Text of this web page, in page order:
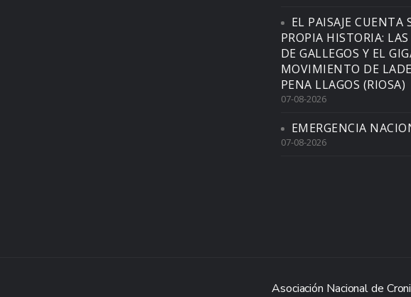
EL PAISAJE CUENTA
PROPIA HISTORIA: LAS
DE GALLEGOS Y EL
MOVIMIENTO DE
PENA LLAGOS (RIOSA)
07-08-2026
EMERGENCIA
07-08-2026
Asociación Nacional de